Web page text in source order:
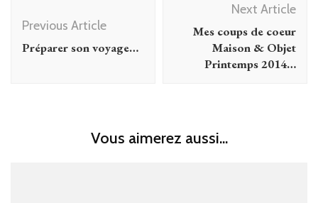
Navigation
Previous Article
Préparer son voyage…
Next Article
Mes coups de coeur
Maison & Objet
Printemps 2014…
Vous aimerez aussi...